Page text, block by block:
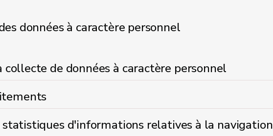
données à caractère personnel
de données à caractère personnel
d'informations relatives à la navigation